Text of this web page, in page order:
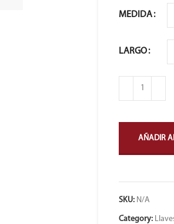
MEDIDA
LARGO
AÑADIR
SKU: N/A
Category: